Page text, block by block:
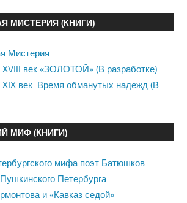
МИСТЕРИЯ (КНИГИ)
Мистерия
XVIII век «ЗОЛОТОЙ» (В разработке)
XIX век. Время обманутых надежд (В
МИФ (КНИГИ)
мифа поэт Батюшков
Петербурга
и «Кавказ седой»